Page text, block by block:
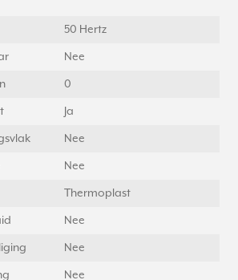
50 Hertz
Nee
0
Ja
Nee
Nee
Thermoplast
Nee
Nee
Nee